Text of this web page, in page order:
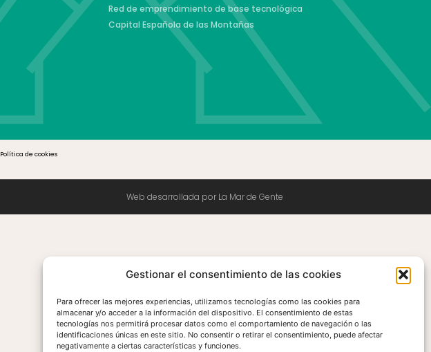
Gestionar el consentimiento de las cookies
Para ofrecer las mejores experiencias, utilizamos tecnologías como las cookies para
almacenar y/o acceder a la información del dispositivo. El consentimiento de estas
tecnologías nos permitirá procesar datos como el comportamiento de navegación o las
identificaciones únicas en este sitio. No consentir o retirar el consentimiento, puede afectar
negativamente a ciertas características y funciones.
Red de emprendimiento de base tecnológica
Capital Española de las Montañas
Política de cookies
Web desarrollada por La Mar de Gente